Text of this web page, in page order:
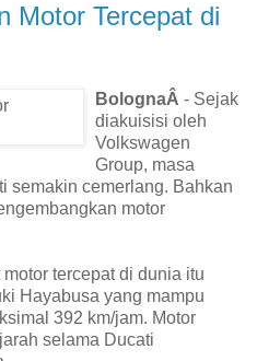
Motor Tercepat di
BolognaÂ - Sejak
diakuisisi oleh
Volkswagen
Group, masa
semakin cemerlang. Bahkan
motor
tercepat di dunia itu
Hayabusa yang mampu
392 km/jam. Motor
selama Ducati